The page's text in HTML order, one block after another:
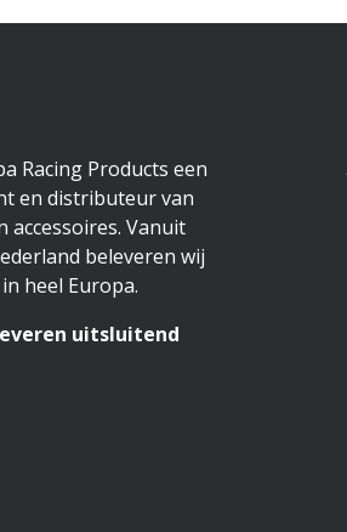
Racing Products een
en distributeur van
Vanuit
beleveren wij
heel Europa.
uitsluitend